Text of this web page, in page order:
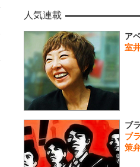
人気連載
ア
室
ブ
ブ
策